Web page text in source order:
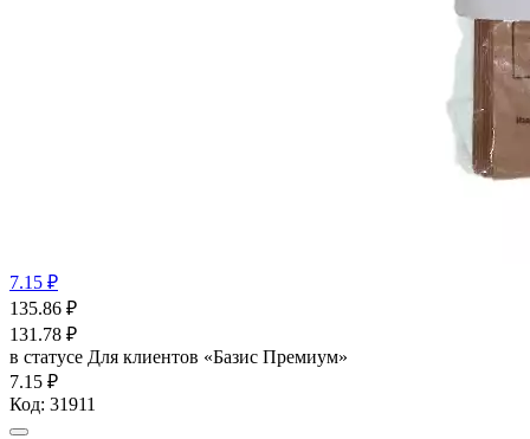
7.15 ₽
135.86 ₽
131.78 ₽
в статусе Для клиентов «Базис Премиум»
7.15 ₽
Код: 31911